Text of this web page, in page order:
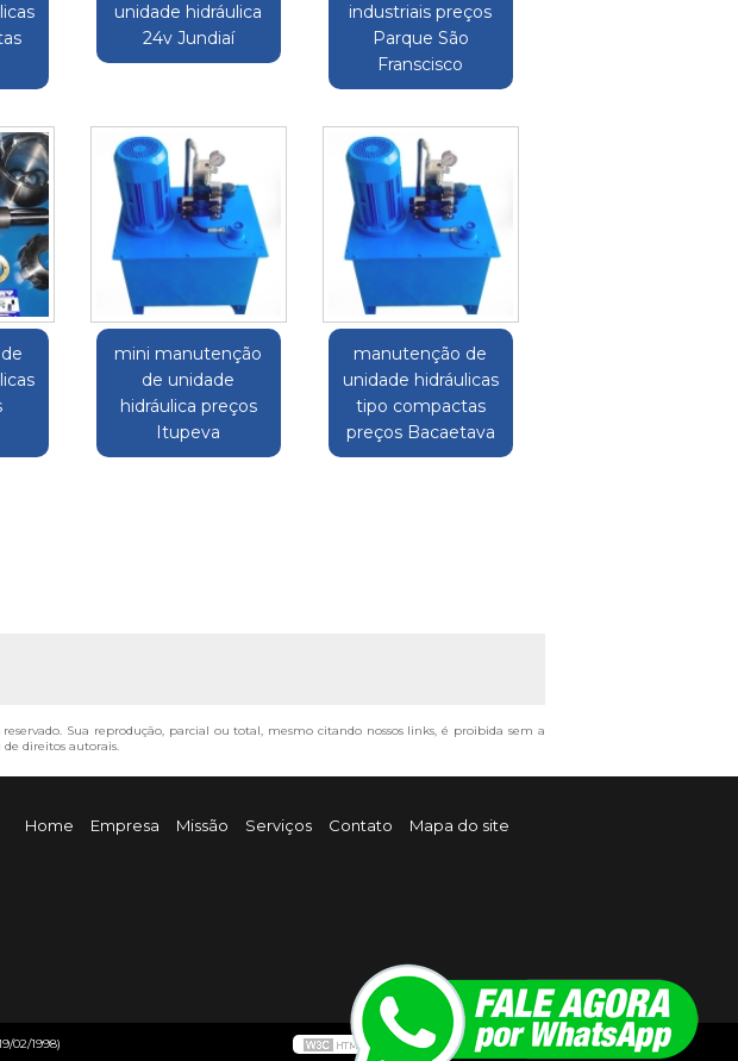
unidade hidráulica
24v Jundiaí
industriais preços
Parque São
Franscisco
mini manutenção
de unidade
hidráulica preços
Itupeva
manutenção de
unidade hidráulicas
tipo compactas
preços Bacaetava
Sua reprodução, parcial ou total, mesmo citando nossos links, é proibida sem a
de direitos autorais.
Home Empresa Missão Serviços Contato Mapa do site
02/1998)